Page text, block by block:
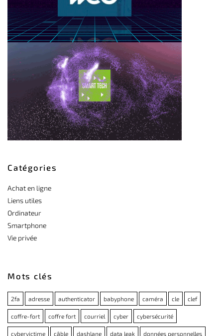
Catégories
Achat en ligne
Liens utiles
Ordinateur
Smartphone
Vie privée
Mots clés
2fa adresse authenticator babyphone caméra cle clef
coffre-fort coffre fort courriel cyber cybersécurité
cybervictime câble dashlane data leak données personnelles